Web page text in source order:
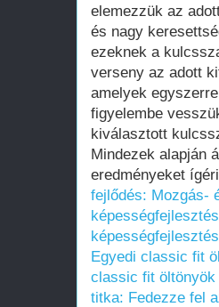
elemezzük az
és nagy
ezeknek a
verseny az adott
amelyek
figyelembe
kiválasztott
Mindezek alapján
eredményeket
fejlődés: Mozgás-
Egyedi classic fit
classic fit öltönyök
titka: Fedezze fel